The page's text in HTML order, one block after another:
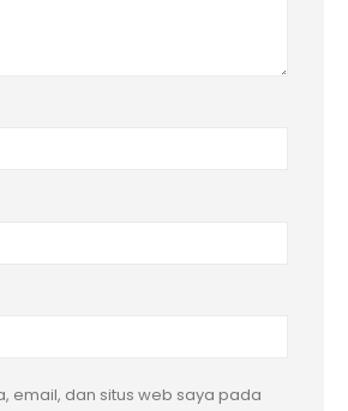
email, dan situs web saya pada